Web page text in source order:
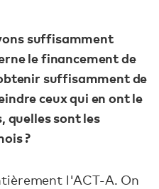
suffisamment
le financement de
suffisamment de
ceux qui en ont le
quelles sont les
?
l'ACT-A. On